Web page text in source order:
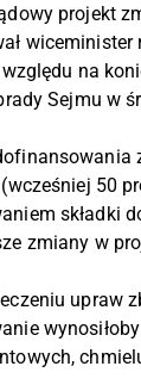
projekt
wiceminister
względu na
Sejmu w
50
składki
zmiany w
upraw